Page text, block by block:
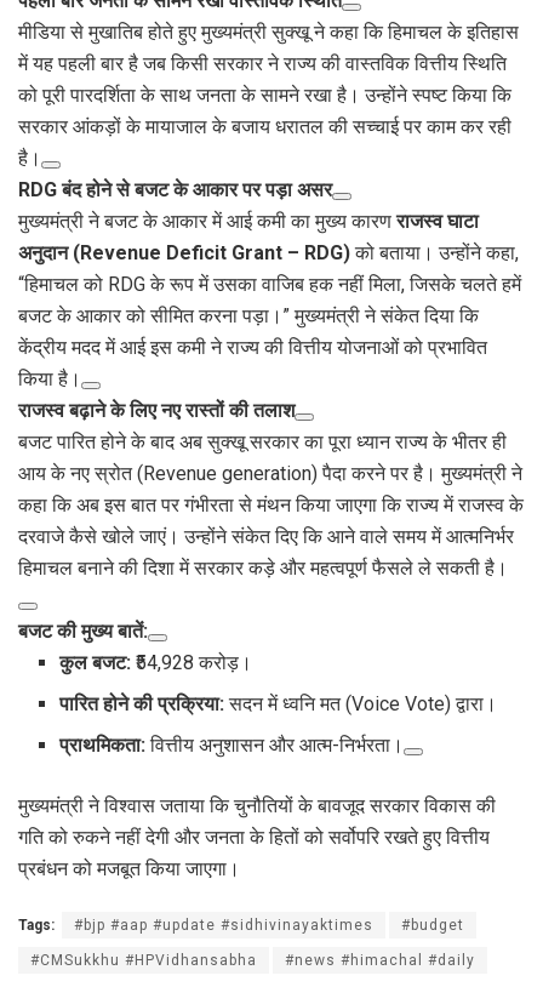
k
p
मीडिया से मुखातिब होते हुए मुख्यमंत्री सुक्खू ने कहा कि हिमाचल के इतिहास
में यह पहली बार है जब किसी सरकार ने राज्य की वास्तविक वित्तीय स्थिति
को पूरी पारदर्शिता के साथ जनता के सामने रखा है। उन्होंने स्पष्ट किया कि
सरकार आंकड़ों के मायाजाल के बजाय धरातल की सच्चाई पर काम कर रही
है।
RDG बंद होने से बजट के आकार पर पड़ा असर
मुख्यमंत्री ने बजट के आकार में आई कमी का मुख्य कारणराजस्व घाटा
अनुदान (Revenue Deficit Grant – RDG)को बताया। उन्होंने कहा,
“हिमाचल को RDG के रूप में उसका वाजिब हक नहीं मिला, जिसके चलते हमें
बजट के आकार को सीमित करना पड़ा।” मुख्यमंत्री ने संकेत दिया कि
केंद्रीय मदद में आई इस कमी ने राज्य की वित्तीय योजनाओं को प्रभावित
किया है।
राजस्व बढ़ाने के लिए नए रास्तों की तलाश
बजट पारित होने के बाद अब सुक्खू सरकार का पूरा ध्यान राज्य के भीतर ही
आय के नए स्रोत (Revenue generation) पैदा करने पर है। मुख्यमंत्री ने
कहा कि अब इस बात पर गंभीरता से मंथन किया जाएगा कि राज्य में राजस्व के
दरवाजे कैसे खोले जाएं। उन्होंने संकेत दिए कि आने वाले समय में आत्मनिर्भर
हिमाचल बनाने की दिशा में सरकार कड़े और महत्वपूर्ण फैसले ले सकती है।
बजट की मुख्य बातें:
कुल बजट: ₹54,928 करोड़।
पारित होने की प्रक्रिया: सदन में ध्वनि मत (Voice Vote) द्वारा।
प्राथमिकता: वित्तीय अनुशासन और आत्म-निर्भरता।
मुख्यमंत्री ने विश्वास जताया कि चुनौतियों के बावजूद सरकार विकास की
गति को रुकने नहीं देगी और जनता के हितों को सर्वोपरि रखते हुए वित्तीय
प्रबंधन को मजबूत किया जाएगा।
Tags: #bjp #aap #update #sidhivinayaktimes #budget
#CMSukkhu #HPVidhansabha #news #himachal #daily